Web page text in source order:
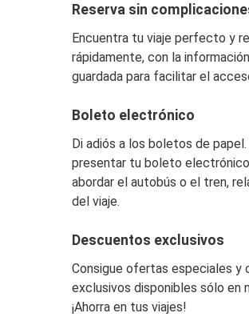
Reserva sin
Encuentra tu viaje perfecto y
rápidamente, con la
guardada para facilitar el
Boleto electrónico
Di adiós a los boletos de
presentar tu boleto
abordar el autobús o el tren,
del viaje.
Descuentos exclusivos
Consigue ofertas especiales y
exclusivos disponibles sólo en
¡Ahorra en tus viajes!